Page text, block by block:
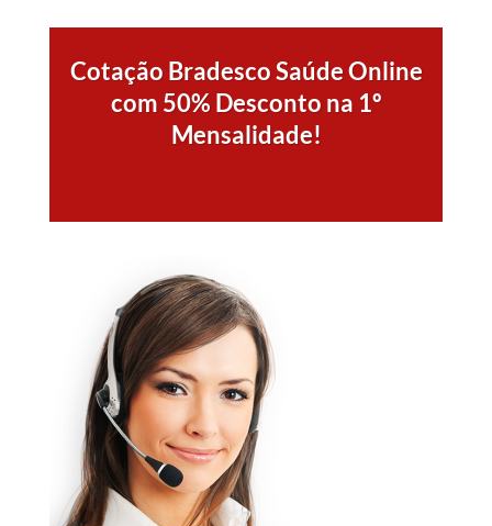
Cotação Bradesco Saúde Online
com 50% Desconto na 1º
Mensalidade!